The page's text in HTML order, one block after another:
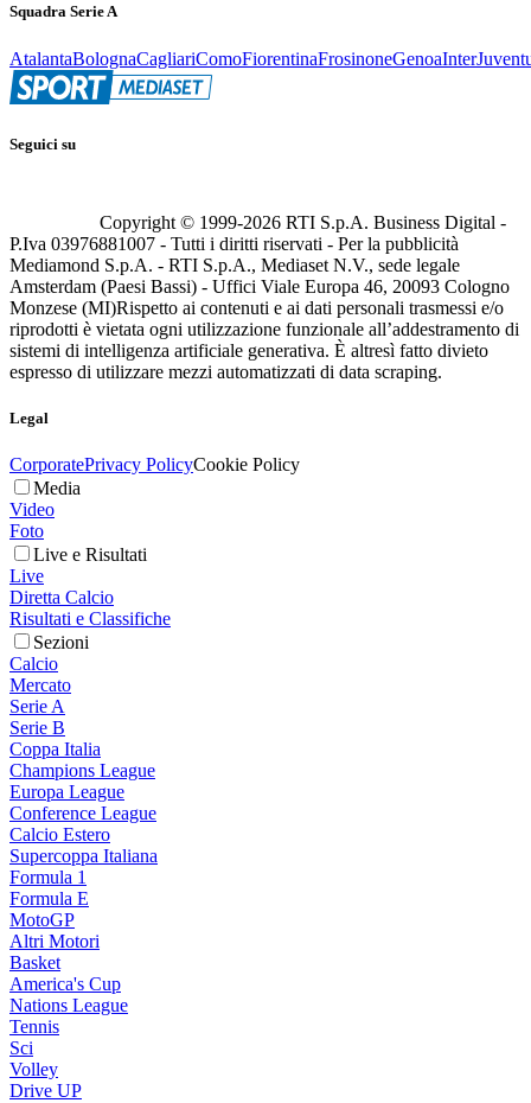
Squadra Serie A
AtalantaBolognaCagliariComoFiorentinaFrosinoneGenoaInter
Seguici su
Copyright © 1999-2026 RTI S.p.A. Business Digital -
P.Iva 03976881007 - Tutti i diritti riservati - Per la pubblicità
Mediamond S.p.A. - RTI S.p.A., Mediaset N.V., sede legale
Amsterdam (Paesi Bassi) - Uffici Viale Europa 46, 20093 Cologno
Monzese (MI)Rispetto ai contenuti e ai dati personali trasmessi e/o
riprodotti è vietata ogni utilizzazione funzionale all’addestramento di
sistemi di intelligenza artificiale generativa. È altresì fatto divieto
espresso di utilizzare mezzi automatizzati di data scraping.
Legal
CorporatePrivacy PolicyCookie Policy
Media
Video
Foto
Live e Risultati
Live
Diretta Calcio
Risultati e Classifiche
Sezioni
Calcio
Mercato
Serie A
Serie B
Coppa Italia
Champions League
Europa League
Conference League
Calcio Estero
Supercoppa Italiana
Formula 1
Formula E
MotoGP
Altri Motori
Basket
America's Cup
Nations League
Tennis
Sci
Volley
Drive UP